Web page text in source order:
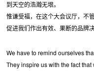
到天空的浩瀚无垠。
惟谦受福，在这个大会议厅，不
促进我们作出有效、果断的品牌决
We have to remind ourselves
They inspire us with the fact